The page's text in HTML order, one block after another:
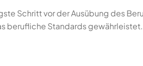
Schritt vor der Ausübung des
berufliche Standards gewährleistet.